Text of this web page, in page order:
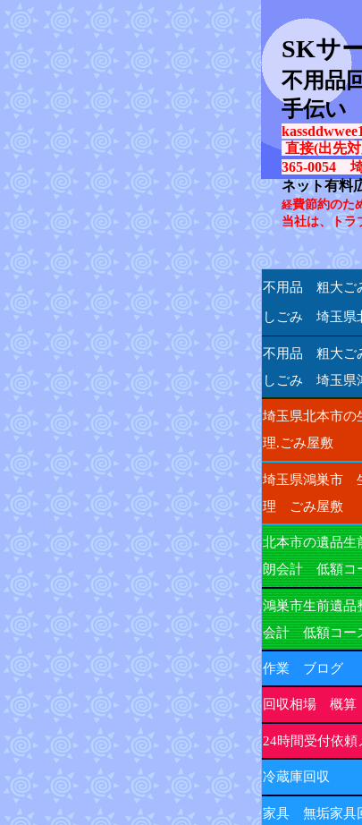
SKサ
不用品
手伝い
直接(出先
365-0054
ネット有料
経費節約のた
当社は、ト
不用品 粗大
しごみ 埼玉県
不用品 粗大ご
しごみ 埼玉県
埼玉県北本市の
理.ごみ屋敷
埼玉県鴻巣市
理 ごみ屋敷
北本市の遺品
朗会計 低額コ
鴻巣市生前遺
会計 低額コー
作業 ブログ
回収相場 概
24時間受付依頼
冷蔵庫回収
家具 無垢家具